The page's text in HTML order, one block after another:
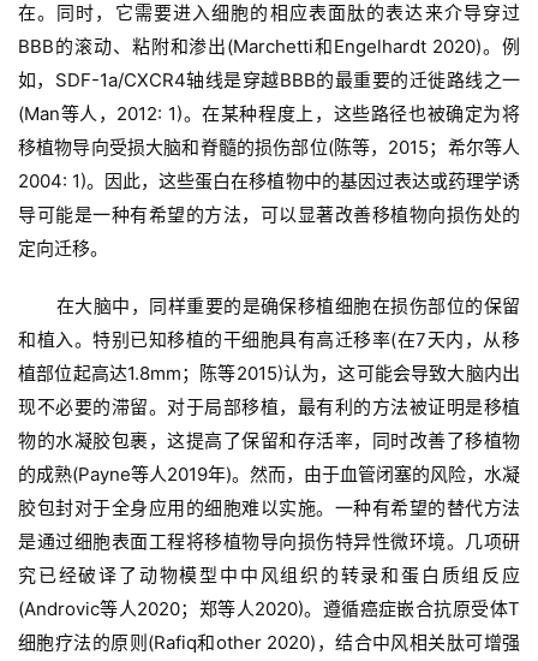
在。同时，它需要进入细胞的相应表面肽的表达来介导穿过
BBB的滚动、粘附和渗出(Marchetti和Engelhardt 2020)。例
如，SDF-1a/CXCR4轴线是穿越BBB的最重要的迁徙路线之一
(Man等人，2012: 1)。在某种程度上，这些路径也被确定为将
移植物导向受损大脑和脊髓的损伤部位(陈等，2015；希尔等人
2004: 1)。因此，这些蛋白在移植物中的基因过表达或药理学诱
导可能是一种有希望的方法，可以显著改善移植物向损伤处的
定向迁移。
在大脑中，同样重要的是确保移植细胞在损伤部位的保留
和植入。特别已知移植的干细胞具有高迁移率(在7天内，从移
植部位起高达1.8mm；陈等2015)认为，这可能会导致大脑内出
现不必要的滞留。对于局部移植，最有利的方法被证明是移植
物的水凝胶包裹，这提高了保留和存活率，同时改善了移植物
的成熟(Payne等人2019年)。然而，由于血管闭塞的风险，水凝
胶包封对于全身应用的细胞难以实施。一种有希望的替代方法
是通过细胞表面工程将移植物导向损伤特异性微环境。几项研
究已经破译了动物模型中中风组织的转录和蛋白质组反应
(Androvic等人2020；郑等人2020)。遵循癌症嵌合抗原受体T
细胞疗法的原则(Rafiq和other 2020)，结合中风相关肽可增强